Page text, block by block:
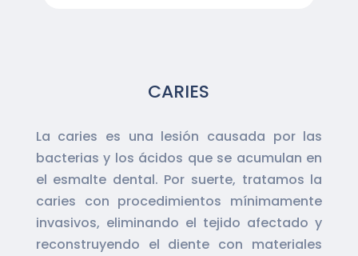
CARIES
La caries es una lesión causada por las
bacterias y los ácidos que se acumulan en
el esmalte dental. Por suerte, tratamos la
caries con procedimientos mínimamente
invasivos, eliminando el tejido afectado y
reconstruyendo el diente con materiales